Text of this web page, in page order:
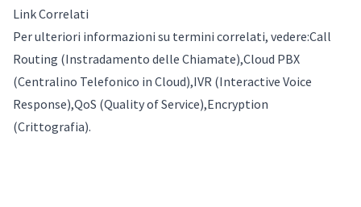
Link Correlati
Per ulteriori informazioni su termini correlati, vedere:Call
Routing (Instradamento delle Chiamate),Cloud PBX
(Centralino Telefonico in Cloud),IVR (Interactive Voice
Response),QoS (Quality of Service),Encryption
(Crittografia).